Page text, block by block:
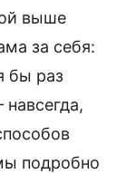
выше
за себя:
бы раз
подробно